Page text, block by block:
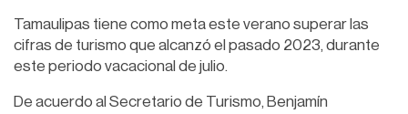
Tamaulipas tiene como meta este verano superar las
cifras de turismo que alcanzó el pasado 2023, durante
este periodo vacacional de julio.
De acuerdo al Secretario de Turismo, Benjamín